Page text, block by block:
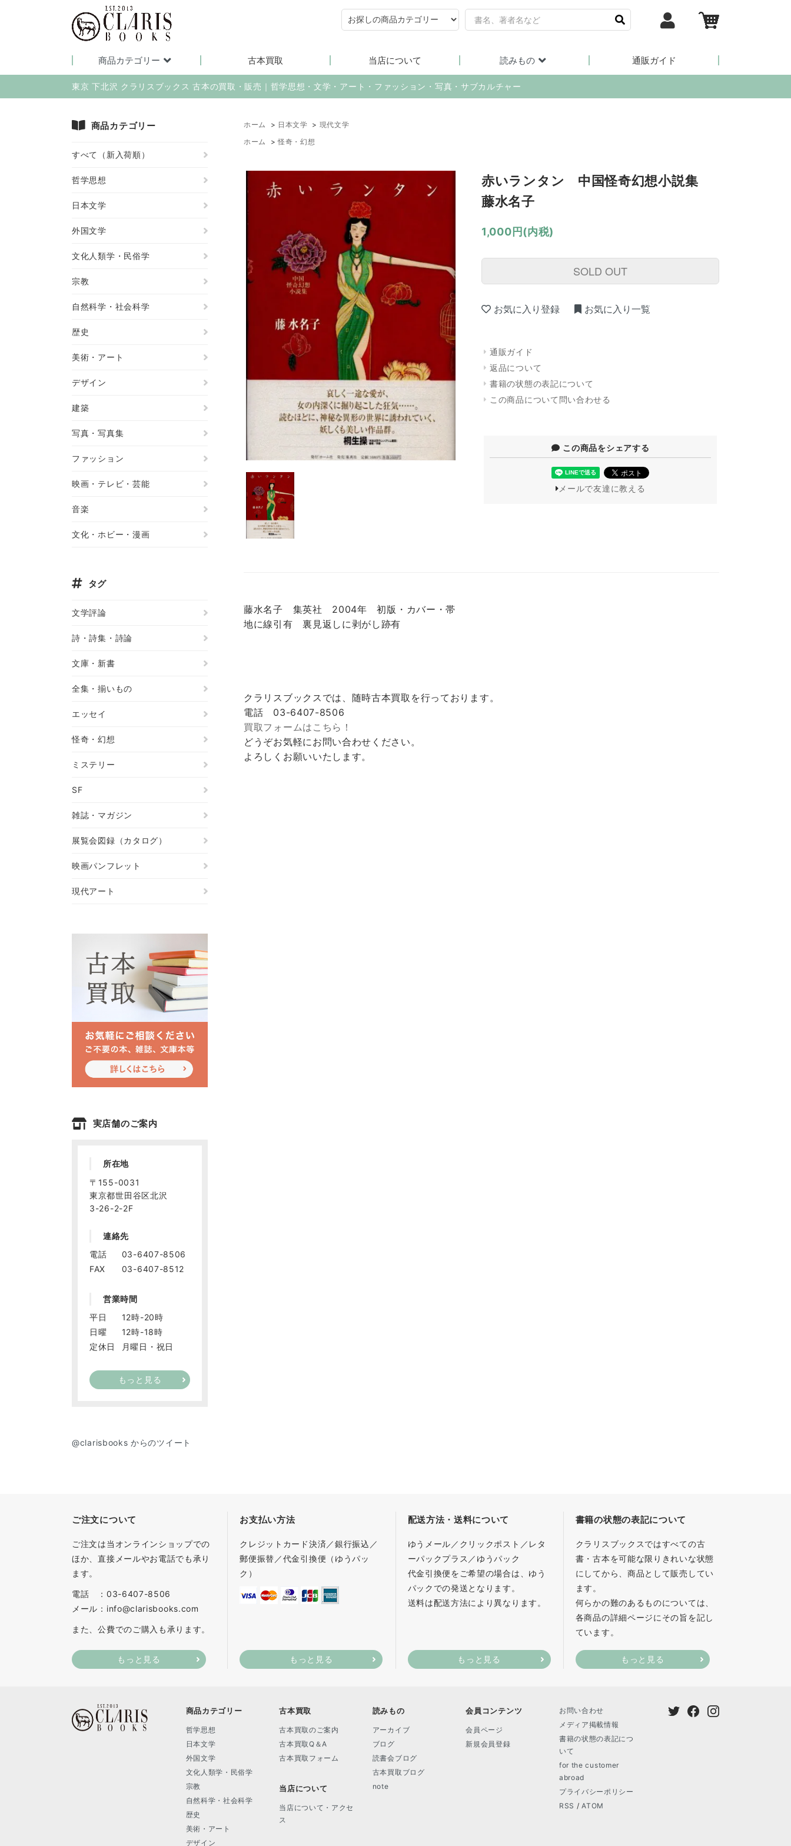
商品カテゴリー 古本買取 当店について 読みもの 通販ガイド
東京 下北沢 クラリスブックス 古本の買取・販売｜哲学思想・文学・アート・ファッション・写真・サブカルチャー
ホーム > 日本文学 > 現代文学
ホーム
>怪奇・幻想
赤いランタン 中国怪奇幻想小説集
藤水名子
1,000円(内税)
SOLD OUT
お気に入り登録 お気に入り一覧
通販ガイド
返品について
書籍の状態の表記について
この商品について問い合わせる
この商品をシェアする
メールで友達に教える
藤水名子 集英社 2004年 初版・カバー・帯
地に線引有 裏見返しに剥がし跡有
クラリスブックスでは、随時古本買取を行っております。
電話 03-6407-8506
買取フォームはこちら！
どうぞお気軽にお問い合わせください。
よろしくお願いいたします。
商品カテゴリー
すべて（新入荷順）
哲学思想
日本文学
外国文学
文化人類学・民俗学
宗教
自然科学・社会科学
歴史
美術・アート
デザイン
建築
写真・写真集
ファッション
映画・テレビ・芸能
音楽
文化・ホビー・漫画
タグ
文学評論
詩・詩集・詩論
文庫・新書
全集・揃いもの
エッセイ
怪奇・幻想
ミステリー
SF
雑誌・マガジン
展覧会図録（カタログ）
映画パンフレット
現代アート
実店舗のご案内
所在地
〒155-0031
東京都世田谷区北沢
3-26-2-2F
連絡先
電話
03-6407-8506
FAX
03-6407-8512
営業時間
平日
12時-20時
日曜
12時-18時
定休日
月曜日・祝日
もっと見る
@clarisbooks からのツイート
ご注文について
ご注文は当オンラインショップでの
ほか、直接メールやお電話でも承り
ます。
電話 ：03-6407-8506
メール：info@clarisbooks.com
また、公費でのご購入も承ります。
もっと見る
お支払い方法
クレジットカード決済／銀行振込／
郵便振替／代金引換便（ゆうパッ
ク）
もっと見る
配送方法・送料について
ゆうメール／クリックポスト／レタ
ーパックプラス／ゆうパック
代金引換便をご希望の場合は、ゆう
パックでの発送となります。
送料は配送方法により異なります。
もっと見る
書籍の状態の表記について
クラリスブックスではすべての古
書・古本を可能な限りきれいな状態
にしてから、商品として販売してい
ます。
何らかの難のあるものについては、
各商品の詳細ページにその旨を記し
ています。
もっと見る
商品カテゴリー
哲学思想
日本文学
外国文学
文化人類学・民俗学
宗教
自然科学・社会科学
歴史
美術・アート
デザイン
古本買取
古本買取のご案内
古本買取Q＆A
古本買取フォーム
当店について
当店について・アクセ
ス
読みもの
アーカイブ
ブログ
読書会ブログ
古本買取ブログ
note
会員コンテンツ
会員ページ
新規会員登録
お問い合わせ
メディア掲載情報
書籍の状態の表記につ
いて
for the customer
abroad
プライバシーポリシー
RSS /ATOM